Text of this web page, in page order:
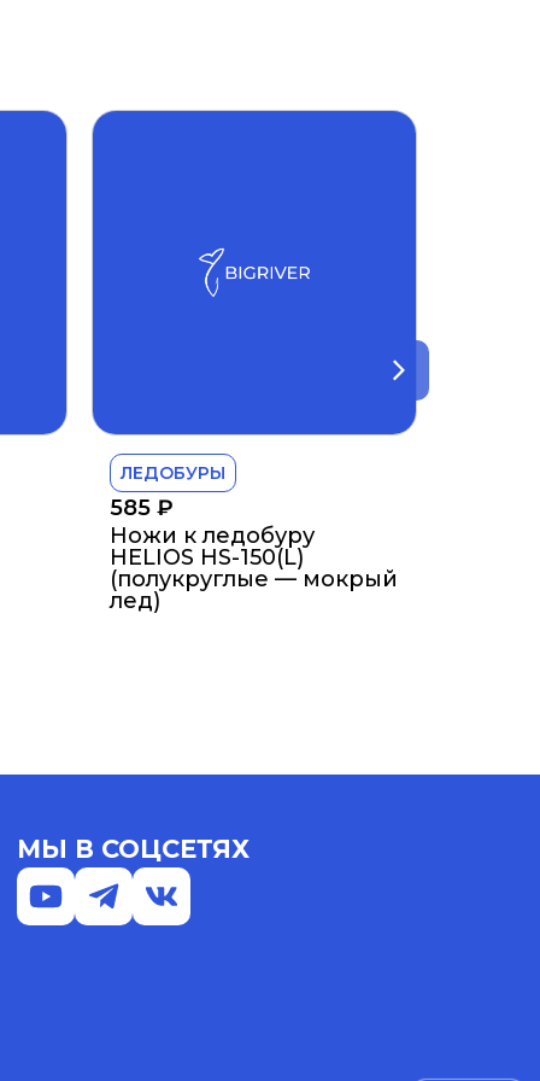
ЛЕДОБУРЫ
585 ₽
Ножи к ледобуру
HELIOS HS-150(L)
(полукруглые — мокрый
лед)
МЫ В СОЦСЕТЯХ